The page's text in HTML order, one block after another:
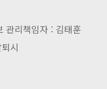
리책임자 : 김태훈
시